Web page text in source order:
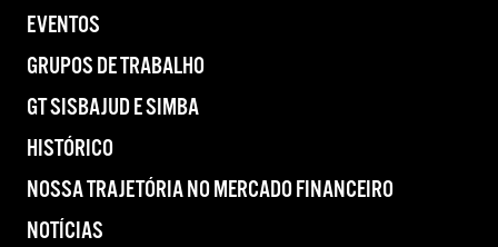
EVENTOS
GRUPOS DE TRABALHO
GT SISBAJUD E SIMBA
HISTÓRICO
NOSSA TRAJETÓRIA NO MERCADO FINANCEIRO
NOTÍCIAS